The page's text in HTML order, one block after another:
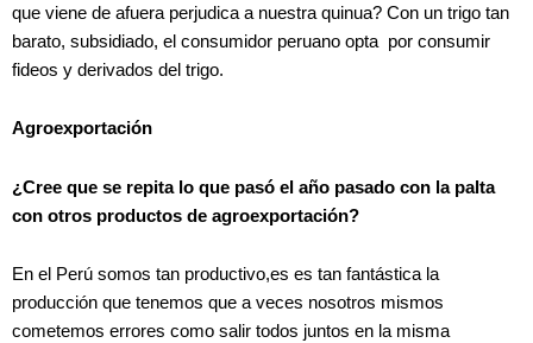
que viene de afuera perjudica a nuestra quinua? Con un trigo tan
barato, subsidiado, el consumidor peruano opta por consumir
fideos y derivados del trigo.
Agroexportación
¿Cree que se repita lo que pasó el año pasado con la palta
con otros productos de agroexportación?
En el Perú somos tan productivo,es es tan fantástica la
producción que tenemos que a veces nosotros mismos
cometemos errores como salir todos juntos en la misma